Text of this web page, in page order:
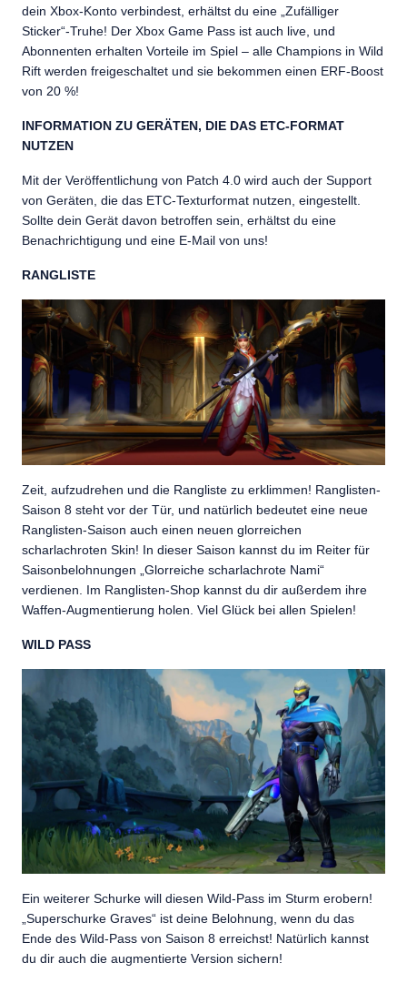
dein Xbox-Konto verbindest, erhältst du eine „Zufälliger
Sticker“-Truhe! Der Xbox Game Pass ist auch live, und
Abonnenten erhalten Vorteile im Spiel – alle Champions in Wild
Rift werden freigeschaltet und sie bekommen einen ERF-Boost
von 20 %!
INFORMATION ZU GERÄTEN, DIE DAS ETC-FORMAT
NUTZEN
Mit der Veröffentlichung von Patch 4.0 wird auch der Support
von Geräten, die das ETC-Texturformat nutzen, eingestellt.
Sollte dein Gerät davon betroffen sein, erhältst du eine
Benachrichtigung und eine E-Mail von uns!
RANGLISTE
Zeit, aufzudrehen und die Rangliste zu erklimmen! Ranglisten-
Saison 8 steht vor der Tür, und natürlich bedeutet eine neue
Ranglisten-Saison auch einen neuen glorreichen
scharlachroten Skin! In dieser Saison kannst du im Reiter für
Saisonbelohnungen „Glorreiche scharlachrote Nami“
verdienen. Im Ranglisten-Shop kannst du dir außerdem ihre
Waffen-Augmentierung holen. Viel Glück bei allen Spielen!
WILD PASS
Ein weiterer Schurke will diesen Wild-Pass im Sturm erobern!
„Superschurke Graves“ ist deine Belohnung, wenn du das
Ende des Wild-Pass von Saison 8 erreichst! Natürlich kannst
du dir auch die augmentierte Version sichern!